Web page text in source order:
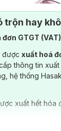
trộn hay
GTGT
được xuất hoá
thông tin
hệ thống
xuất hết hóa